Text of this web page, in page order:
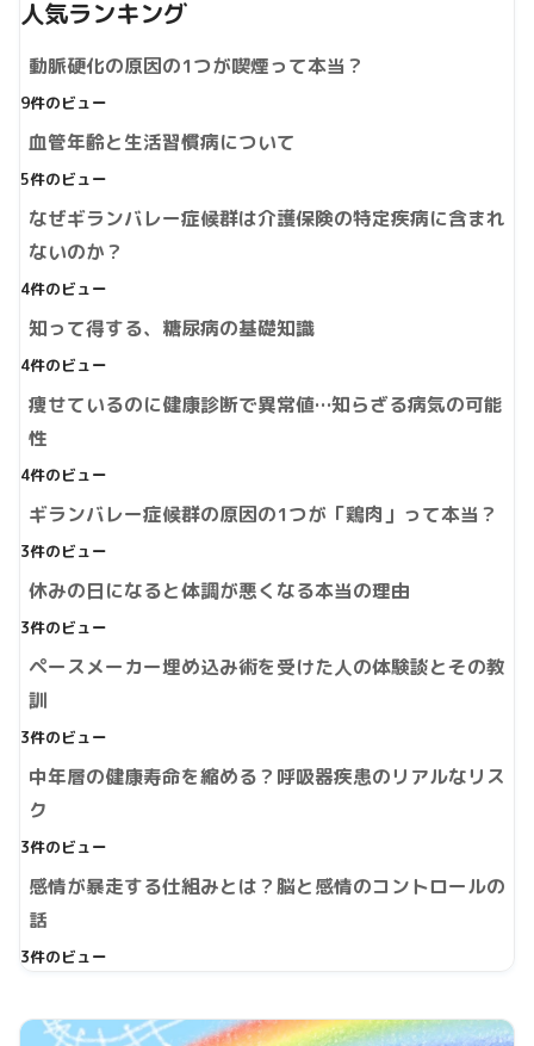
人気ランキング
動脈硬化の原因の1つが喫煙って本当？
9件のビュー
血管年齢と生活習慣病について
5件のビュー
なぜギランバレー症候群は介護保険の特定疾病に含まれ
ないのか？
4件のビュー
知って得する、糖尿病の基礎知識
4件のビュー
痩せているのに健康診断で異常値…知らざる病気の可能
性
4件のビュー
ギランバレー症候群の原因の1つが「鶏肉」って本当？
3件のビュー
休みの日になると体調が悪くなる本当の理由
3件のビュー
ペースメーカー埋め込み術を受けた人の体験談とその教
訓
3件のビュー
中年層の健康寿命を縮める？呼吸器疾患のリアルなリス
ク
3件のビュー
感情が暴走する仕組みとは？脳と感情のコントロールの
話
3件のビュー